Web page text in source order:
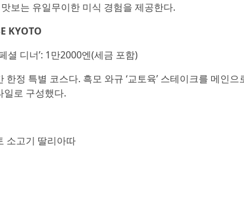
보는 유일무이한 미식 경험을 제공한다.
KYOTO
셜 디너’: 1만2000엔(세금 포함)
한정 특별 코스다. 흑모 와규 ‘교토육’ 스테이크를 메인
일로 구성했다.
소고기 딸리아따